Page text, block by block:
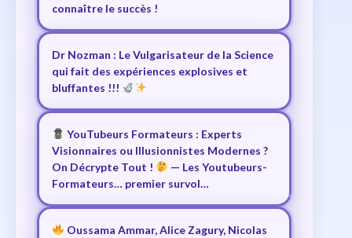
connaître le succès !
Dr Nozman : Le Vulgarisateur de la Science
qui fait des expériences explosives et
bluffantes !!!
YouTubeurs Formateurs : Experts
Visionnaires ou Illusionnistes Modernes ?
On Décrypte Tout !
— Les Youtubeurs-
Formateurs… premier survol…
Oussama Ammar, Alice Zagury, Nicolas